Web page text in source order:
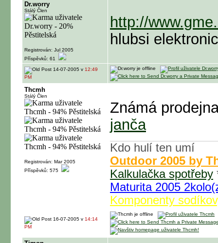
Dr.worry
Stálý Člen
Registrován: Jul 2005
Příspěvků: 61
http://
hlubsi
14-07-2005 v 12:49
PM
Thcmh
Stálý Člen
Registrován: Mar 2005
Příspěvků: 575
Známá
janča
Kdo hulí ten umí
Outdoor 2005 by
Kalkulačka spotřeby
Maturita 2005
Komponenty
16-07-2005 v 14:14
PM